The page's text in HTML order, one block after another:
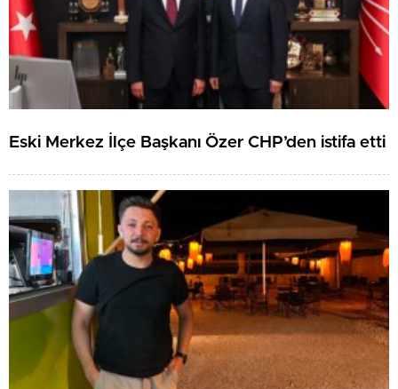
Eski Merkez İlçe Başkanı Özer CHP’den istifa etti